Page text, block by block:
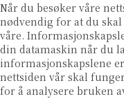
Når du besøker våre
nødvendig for at du
våre.
din datamaskin når du
informasjonskapslene
nettsiden vår skal
for å analysere bruken